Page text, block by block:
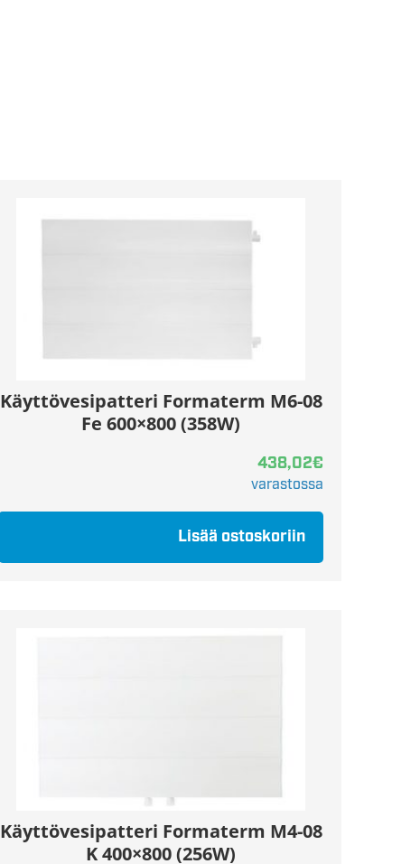
Käyttövesipatteri Formaterm M6-08
Fe 600×800 (358W)
438,02€
varastossa
Lisää ostoskoriin
Käyttövesipatteri Formaterm M4-08
K 400×800 (256W)